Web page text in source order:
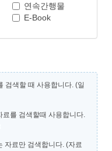
연속간행물
E-Book
검색할 때 사용합니다. (일
를 검색할때 사용합니다.
자료만 검색합니다. (자료